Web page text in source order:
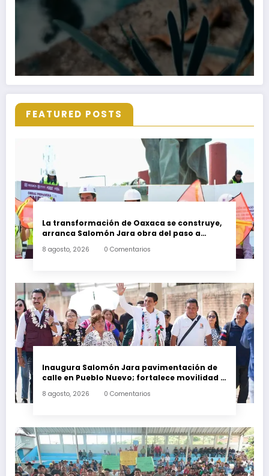
FEATURED POSTS
La transformación de Oaxaca se construye,
arranca Salomón Jara obra del paso a
kilómetro 184 + 300
8 agosto, 2026 0 Comentarios
Inaugura Salomón Jara pavimentación de
calle en Pueblo Nuevo; fortalece movilidad y
8 agosto, 2026 0 Comentarios